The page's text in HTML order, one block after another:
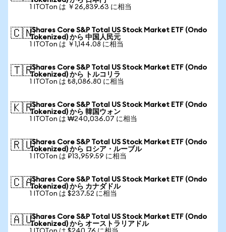
1 ITOTon は ￥26,839.63 に相当
🇨🇳iShares Core S&P Total US Stock Market ETF (Ondo
Tokenized) から 中国人民元
1 ITOTon は ￥1,144.08 に相当
🇹🇷iShares Core S&P Total US Stock Market ETF (Ondo
Tokenized) から トルコリラ
1 ITOTon は ₺8,086.80 に相当
🇰🇷iShares Core S&P Total US Stock Market ETF (Ondo
Tokenized) から 韓国ウォン
1 ITOTon は ₩240,036.07 に相当
🇷🇺iShares Core S&P Total US Stock Market ETF (Ondo
Tokenized) から ロシア・ルーブル
1 ITOTon は ₽13,959.59 に相当
🇨🇦iShares Core S&P Total US Stock Market ETF (Ondo
Tokenized) から カナダドル
1 ITOTon は $237.52 に相当
🇦🇺iShares Core S&P Total US Stock Market ETF (Ondo
Tokenized) から オーストラリアドル